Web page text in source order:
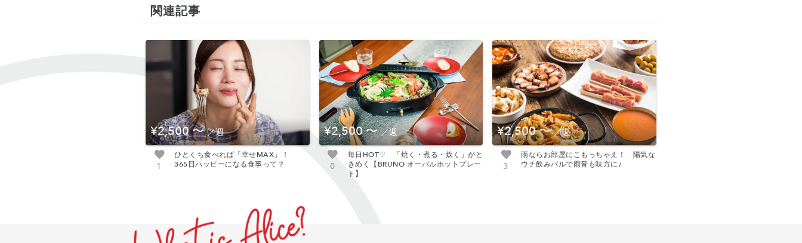
関連記事
¥2,500〜／週
1
ひとくち食べれば「幸せMAX」！
365日ハッピーになる食事って？
¥2,500〜／週
0
毎日HOT♡ 「焼く・煮る・炊く」がと
きめく【BRUNO オーバルホットプレー
ト】
¥2,500〜／週
3
雨ならお部屋にこもっちゃえ！ 陽気な
ウチ飲みバルで雨音も味方に♪